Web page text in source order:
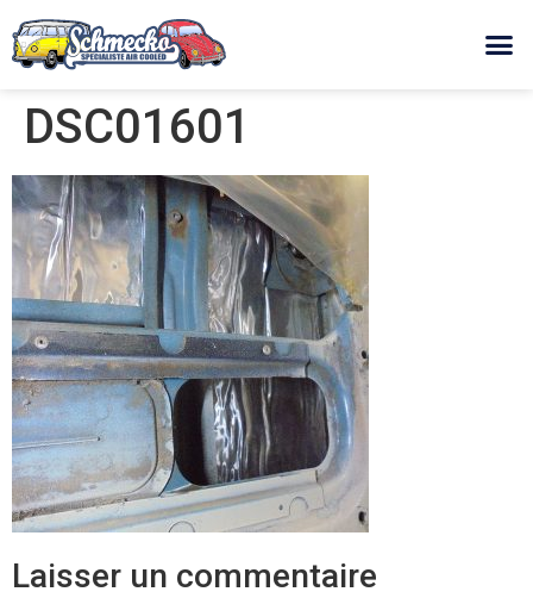
DSC01601
Laisser un commentaire